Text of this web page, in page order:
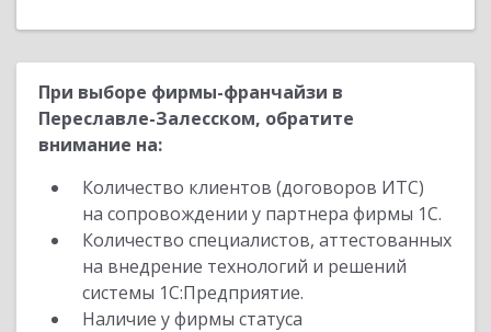
При выборе фирмы-франчайзи в
Переславле-Залесском, обратите
внимание на:
Количество клиентов (договоров ИТС)
на сопровождении у партнера фирмы 1С.
Количество специалистов, аттестованных
на внедрение технологий и решений
системы 1С:Предприятие.
Наличие у фирмы статуса